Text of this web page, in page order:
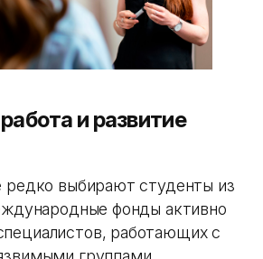
и развитие
редко выбирают студенты из
фонды активно
работающих с